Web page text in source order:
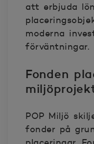
att erbjuda
moderna
förväntningar.
Fonden
POP Miljö
fonder på